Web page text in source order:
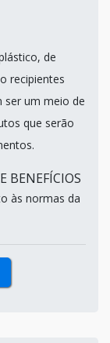
de
recipientes
ser um meio de
que serão
BENEFÍCIOS
às normas da